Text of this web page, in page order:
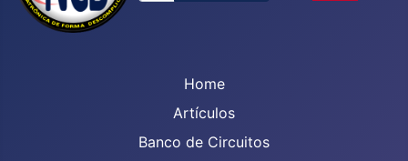
Home
Artículos
Banco de Circuitos